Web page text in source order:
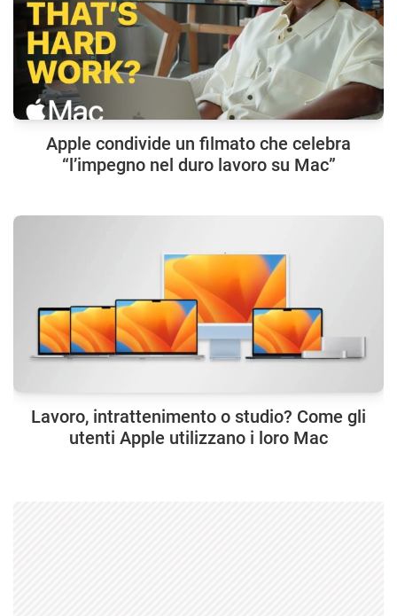
Apple condivide un filmato che celebra
“l’impegno nel duro lavoro su Mac”
Lavoro, intrattenimento o studio? Come gli
utenti Apple utilizzano i loro Mac